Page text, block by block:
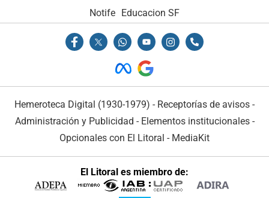
Notife Educacion SF
Hemeroteca Digital (1930-1979) - Receptorías de avisos -
Administración y Publicidad - Elementos institucionales-
Opcionales con El Litoral - MediaKit
El Litoral es miembro de: